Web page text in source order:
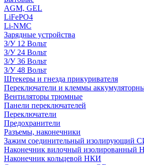
AGM, GEL
LiFePO4
Li-NMC
Зарядные устройства
З/У 12 Вольт
З/У 24 Вольт
З/У 36 Вольт
З/У 48 Вольт
Штекеры и гнезда прикуривателя
Переключатели и клеммы
Вентиляторы трюмные
Панели переключателей
Переключатели
Предохранители
Разъемы, наконечники
Зажим соединительный изолирующий
Наконечник вилочный изолированный
Наконечник кольцевой НКИ